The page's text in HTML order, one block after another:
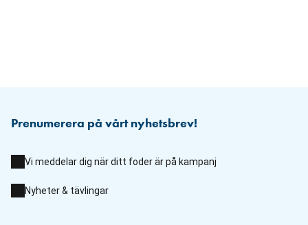
Prenumerera på vårt nyhetsbrev!
Vi meddelar dig när ditt foder är på kampanj
Nyheter & tävlingar